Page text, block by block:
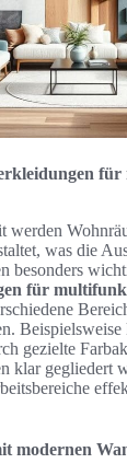
werden
was die
besonders
für
gezielte
klar gegliedert
modernen